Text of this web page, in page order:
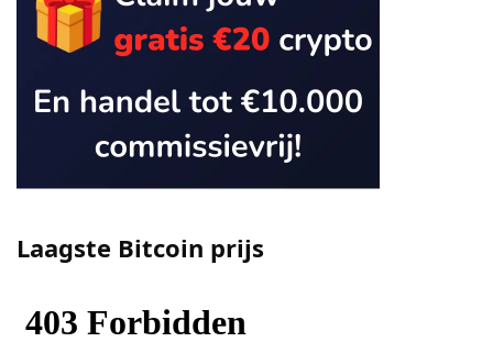
Laagste Bitcoin prijs